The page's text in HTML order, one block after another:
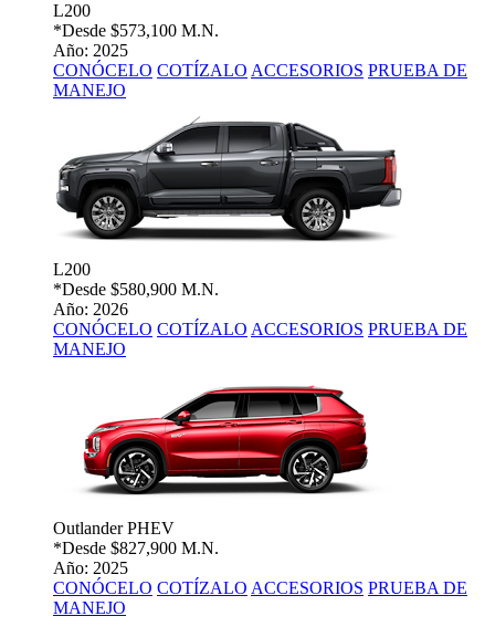
L200
*Desde $573,100 M.N.
Año: 2025
CONÓCELO COTÍZALO ACCESORIOS PRUEBA DE
MANEJO
L200
*Desde $580,900 M.N.
Año: 2026
CONÓCELO COTÍZALO ACCESORIOS PRUEBA DE
MANEJO
Outlander PHEV
*Desde $827,900 M.N.
Año: 2025
CONÓCELO COTÍZALO ACCESORIOS PRUEBA DE
MANEJO